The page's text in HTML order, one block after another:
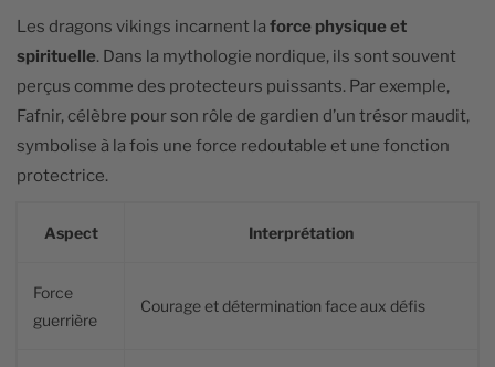
Les dragons vikings incarnent la force physique et
spirituelle. Dans la mythologie nordique, ils sont souvent
perçus comme des protecteurs puissants. Par exemple,
Fafnir, célèbre pour son rôle de gardien d’un trésor maudit,
symbolise à la fois une force redoutable et une fonction
protectrice.
Aspect Interprétation
Force
guerrière
Courage et détermination face aux défis